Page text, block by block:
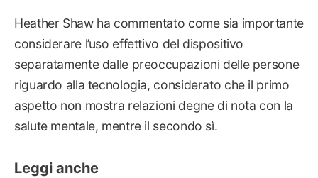
Heather Shaw ha commentato come sia importante
considerare l’uso effettivo del dispositivo
separatamente dalle preoccupazioni delle persone
riguardo alla tecnologia, considerato che il primo
aspetto non mostra relazioni degne di nota con la
salute mentale, mentre il secondo sì.
Leggi anche